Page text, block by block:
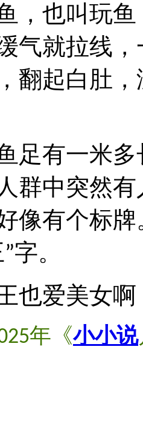
，也叫玩
气就拉线
翻起白肚
有一米多
群中突然
像有个标
”字。
爱美女啊
年《小小说